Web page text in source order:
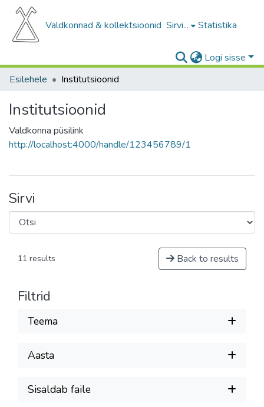
Valdkonnad & kollektsioonid Sirvi... Statistika
Logi sisse
Esilehele
Institutsioonid
Institutsioonid
Valdkonna püsilink
http://localhost:4000/handle/123456789/1
Sirvi
11 results Back to results
Filtrid
Teema
Aasta
Sisaldab faile